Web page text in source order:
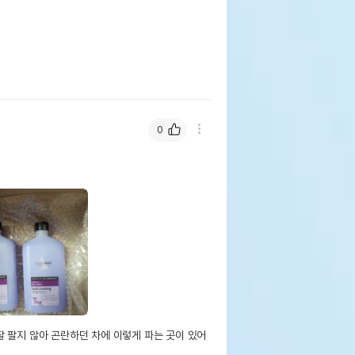
팔지 않아 곤란하던 차에 이렇게 파는 곳이 있어
0